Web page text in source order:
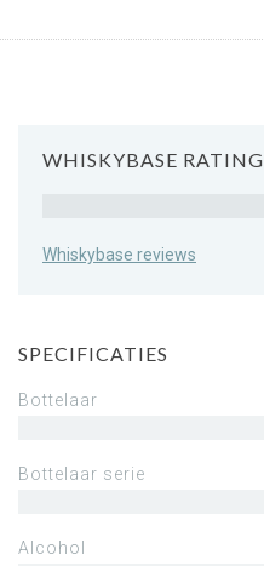
WHISKYBASE RATING
Whiskybase reviews
SPECIFICATIES
Bottelaar
Bottelaar serie
Alcohol